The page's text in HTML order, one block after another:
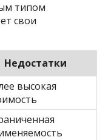
типом
свои
Недостатки
высокая